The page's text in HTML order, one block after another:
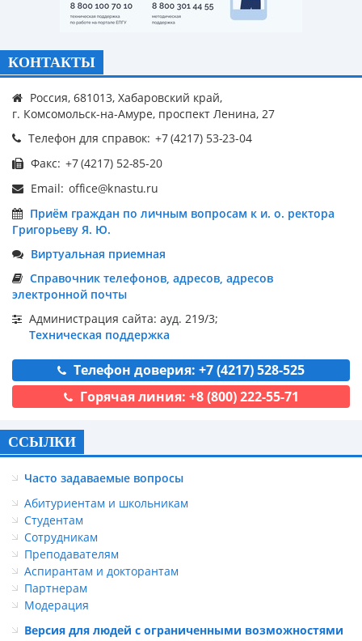
КОНТАКТЫ
Россия, 681013, Хабаровский край,
г. Комсомольск-на-Амуре, проспект Ленина, 27
Телефон для справок:
Факс:
Email:
Приём граждан по личным вопросам к и. о. ректора
Григорьеву Я. Ю.
Виртуальная приемная
Справочник телефонов, адресов, адресов
электронной почты
Администрация сайта: ауд. 219/3;
Техническая поддержка
Телефон доверия: +7 (4217) 528-525
Горячая линия: +8 (800) 222-55-71
ССЫЛКИ
Часто задаваемые вопросы
Абитуриентам и школьникам
Студентам
Сотрудникам
Преподавателям
Аспирантам и докторантам
Партнерам
Модерация
Версия для людей с ограниченными возможностями